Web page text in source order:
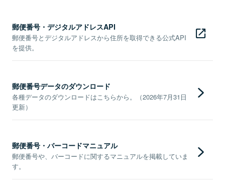
郵便番号・デジタルアドレスAPI
郵便番号とデジタルアドレスから住所を取得できる公式API
を提供。
郵便番号データのダウンロード
各種データのダウンロードはこちらから。（2026年7月31日
更新）
郵便番号・バーコードマニュアル
郵便番号や、バーコードに関するマニュアルを掲載していま
す。